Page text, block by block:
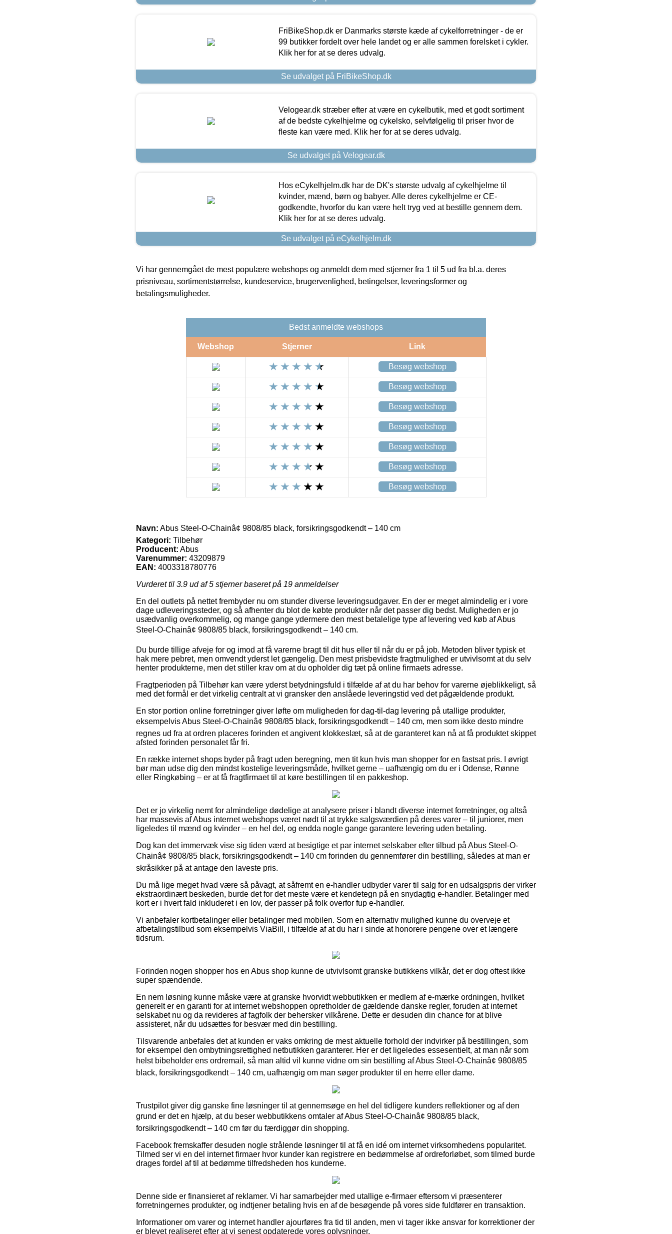
FriBikeShop.dk er Danmarks største kæde af cykelforretninger - de er
99 butikker fordelt over hele landet og er alle sammen forelsket i cykler.
Klik her for at se deres udvalg.
Se udvalget på FriBikeShop.dk
Velogear.dk stræber efter at være en cykelbutik, med et godt sortiment
af de bedste cykelhjelme og cykelsko, selvfølgelig til priser hvor de
fleste kan være med. Klik her for at se deres udvalg.
Se udvalget på Velogear.dk
Hos eCykelhjelm.dk har de DK's største udvalg af cykelhjelme til
kvinder, mænd, børn og babyer. Alle deres cykelhjelme er CE-
godkendte, hvorfor du kan være helt tryg ved at bestille gennem dem.
Klik her for at se deres udvalg.
Se udvalget på eCykelhjelm.dk
Vi har gennemgået de mest populære webshops og anmeldt dem med stjerner fra 1 til 5 ud fra bl.a. deres
prisniveau, sortimentstørrelse, kundeservice, brugervenlighed, betingelser, leveringsformer og
betalingsmuligheder.
Bedst anmeldte webshops
Webshop Stjerner Link
Besøg webshop
Besøg webshop
Besøg webshop
Besøg webshop
Besøg webshop
Besøg webshop
Besøg webshop
Navn: Abus Steel-O-Chainâ¢ 9808/85 black, forsikringsgodkendt – 140 cm
Kategori: Tilbehør
Producent: Abus
Varenummer: 43209879
EAN: 4003318780776
Vurderet til 3.9 ud af 5 stjerner baseret på 19 anmeldelser
En del outlets på nettet frembyder nu om stunder diverse leveringsudgaver. En der er meget almindelig er i vore
dage udleveringssteder, og så afhenter du blot de købte produkter når det passer dig bedst. Muligheden er jo
usædvanlig overkommelig, og mange gange ydermere den mest betalelige type af levering ved køb af Abus
Steel-O-Chainâ¢ 9808/85 black, forsikringsgodkendt – 140 cm.
Du burde tillige afveje for og imod at få varerne bragt til dit hus eller til når du er på job. Metoden bliver typisk et
hak mere pebret, men omvendt yderst let gængelig. Den mest prisbevidste fragtmulighed er utvivlsomt at du selv
henter produkterne, men det stiller krav om at du opholder dig tæt på online firmaets adresse.
Fragtperioden på Tilbehør kan være yderst betydningsfuld i tilfælde af at du har behov for varerne øjeblikkeligt, så
med det formål er det virkelig centralt at vi gransker den anslåede leveringstid ved det pågældende produkt.
En stor portion online forretninger giver løfte om muligheden for dag-til-dag levering på utallige produkter,
eksempelvis Abus Steel-O-Chainâ¢ 9808/85 black, forsikringsgodkendt – 140 cm, men som ikke desto mindre
regnes ud fra at ordren placeres forinden et angivent klokkeslæt, så at de garanteret kan nå at få produktet skippet
afsted forinden personalet får fri.
En række internet shops byder på fragt uden beregning, men tit kun hvis man shopper for en fastsat pris. I øvrigt
bør man udse dig den mindst kostelige leveringsmåde, hvilket gerne – uafhængig om du er i Odense, Rønne
eller Ringkøbing – er at få fragtfirmaet til at køre bestillingen til en pakkeshop.
Det er jo virkelig nemt for almindelige dødelige at analysere priser i blandt diverse internet forretninger, og altså
har massevis af Abus internet webshops været nødt til at trykke salgsværdien på deres varer – til juniorer, men
ligeledes til mænd og kvinder – en hel del, og endda nogle gange garantere levering uden betaling.
Dog kan det immervæk vise sig tiden værd at besigtige et par internet selskaber efter tilbud på Abus Steel-O-
Chainâ¢ 9808/85 black, forsikringsgodkendt – 140 cm forinden du gennemfører din bestilling, således at man er
skråsikker på at antage den laveste pris.
Du må lige meget hvad være så påvagt, at såfremt en e-handler udbyder varer til salg for en udsalgspris der virker
ekstraordinært beskeden, burde det for det meste være et kendetegn på en snydagtig e-handler. Betalinger med
kort er i hvert fald inkluderet i en lov, der passer på folk overfor fup e-handler.
Vi anbefaler kortbetalinger eller betalinger med mobilen. Som en alternativ mulighed kunne du overveje et
afbetalingstilbud som eksempelvis ViaBill, i tilfælde af at du har i sinde at honorere pengene over et længere
tidsrum.
Forinden nogen shopper hos en Abus shop kunne de utvivlsomt granske butikkens vilkår, det er dog oftest ikke
super spændende.
En nem løsning kunne måske være at granske hvorvidt webbutikken er medlem af e-mærke ordningen, hvilket
generelt er en garanti for at internet webshoppen opretholder de gældende danske regler, foruden at internet
selskabet nu og da revideres af fagfolk der behersker vilkårene. Dette er desuden din chance for at blive
assisteret, når du udsættes for besvær med din bestilling.
Tilsvarende anbefales det at kunden er vaks omkring de mest aktuelle forhold der indvirker på bestillingen, som
for eksempel den ombytningsrettighed netbutikken garanterer. Her er det ligeledes essesentielt, at man når som
helst bibeholder ens ordremail, så man altid vil kunne vidne om sin bestilling af Abus Steel-O-Chainâ¢ 9808/85
black, forsikringsgodkendt – 140 cm, uafhængig om man søger produkter til en herre eller dame.
Trustpilot giver dig ganske fine løsninger til at gennemsøge en hel del tidligere kunders reflektioner og af den
grund er det en hjælp, at du beser webbutikkens omtaler af Abus Steel-O-Chainâ¢ 9808/85 black,
forsikringsgodkendt – 140 cm før du færdiggør din shopping.
Facebook fremskaffer desuden nogle strålende løsninger til at få en idé om internet virksomhedens popularitet.
Tilmed ser vi en del internet firmaer hvor kunder kan registrere en bedømmelse af ordreforløbet, som tilmed burde
drages fordel af til at bedømme tilfredsheden hos kunderne.
Denne side er finansieret af reklamer. Vi har samarbejder med utallige e-firmaer eftersom vi præsenterer
forretningernes produkter, og indtjener betaling hvis en af de besøgende på vores side fuldfører en transaktion.
Informationer om varer og internet handler ajourføres fra tid til anden, men vi tager ikke ansvar for korrektioner der
er blevet realiseret efter at vi senest opdaterede vores oplysninger.